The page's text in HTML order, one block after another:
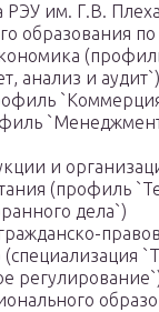
им. Г.В.
образования
анализ и аудит`)
и
(профиль
дела`)